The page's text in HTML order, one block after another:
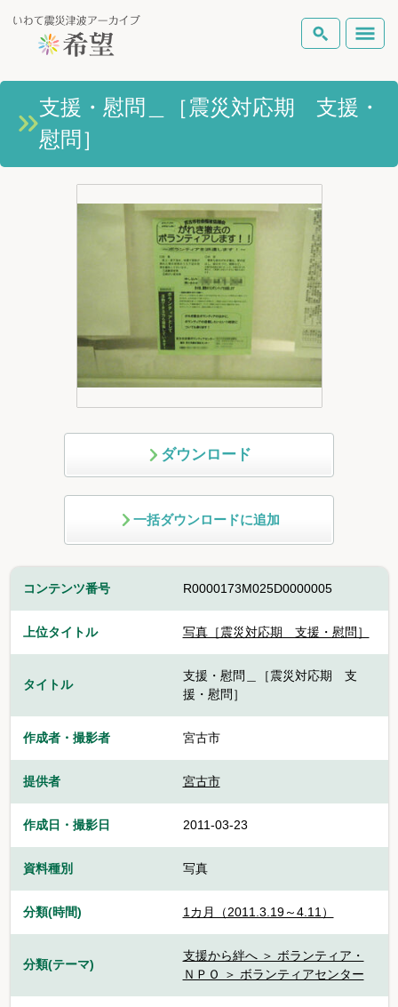
いわて震災津波アーカイブとは
岩手県の被害状況
検索
支援・慰問＿［震災対応期 支援・
慰問］
ダウンロード
一括ダウンロードに追加
コンテンツ番号 R0000173M025D0000005
上位タイトル 写真［震災対応期 支援・慰問］
タイトル
支援・慰問＿［震災対応期 支
援・慰問］
作成者・撮影者 宮古市
提供者 宮古市
作成日・撮影日 2011-03-23
資料種別 写真
分類(時間) 1カ月（2011.3.19～4.11）
分類(テーマ)
支援から絆へ ＞ ボランティア・
ＮＰＯ ＞ ボランティアセンター